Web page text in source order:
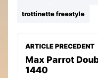
trottinette freestyle
ARTICLE PRECEDENT
Max Parrot
1440